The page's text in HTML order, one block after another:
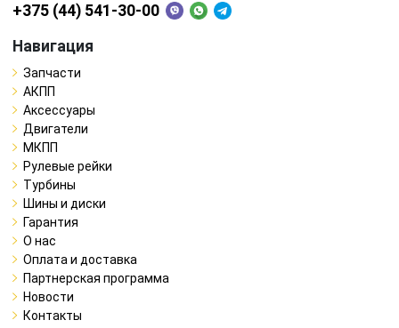
+375 (44) 541-30-00
Навигация
Запчасти
АКПП
Аксессуары
Двигатели
МКПП
Рулевые рейки
Турбины
Шины и диски
Гарантия
О нас
Оплата и доставка
Партнерская программа
Новости
Контакты